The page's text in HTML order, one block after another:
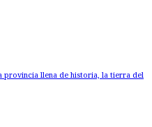
provincia llena de historia, la tierra del